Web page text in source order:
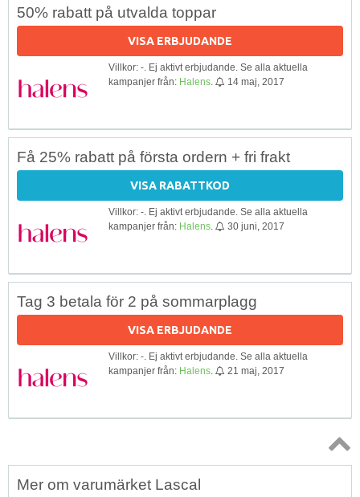
50% rabatt på utvalda toppar
VISA ERBJUDANDE
Villkor: -. Ej aktivt erbjudande. Se alla aktuella
kampanjer från: Halens 14 maj, 2017
Få 25% rabatt på första ordern + fri frakt
VISA RABATTKOD
Villkor: -. Ej aktivt erbjudande. Se alla aktuella
kampanjer från: Halens 30 juni, 2017
Tag 3 betala för 2 på sommarplagg
VISA ERBJUDANDE
Villkor: -. Ej aktivt erbjudande. Se alla aktuella
kampanjer från: Halens 21 maj, 2017
Topp
Mer om varumärket Lascal